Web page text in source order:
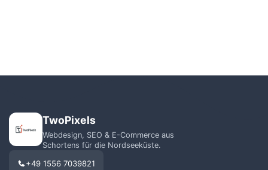
TwoPixels
Webdesign, SEO & E-Commerce aus
Schortens für die Nordseeküste.
+49 1556 7039821